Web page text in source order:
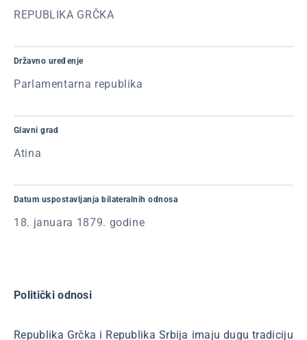
REPUBLIKA GRČKA
Državno uređenje
Parlamentarna republika
Glavni grad
Atina
Datum uspostavljanja bilateralnih odnosa
18. januara 1879. godine
Politički odnosi
Republika Grčka i Republika Srbija imaju dugu tradiciju